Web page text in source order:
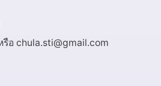
อ chula.sti@gmail.com